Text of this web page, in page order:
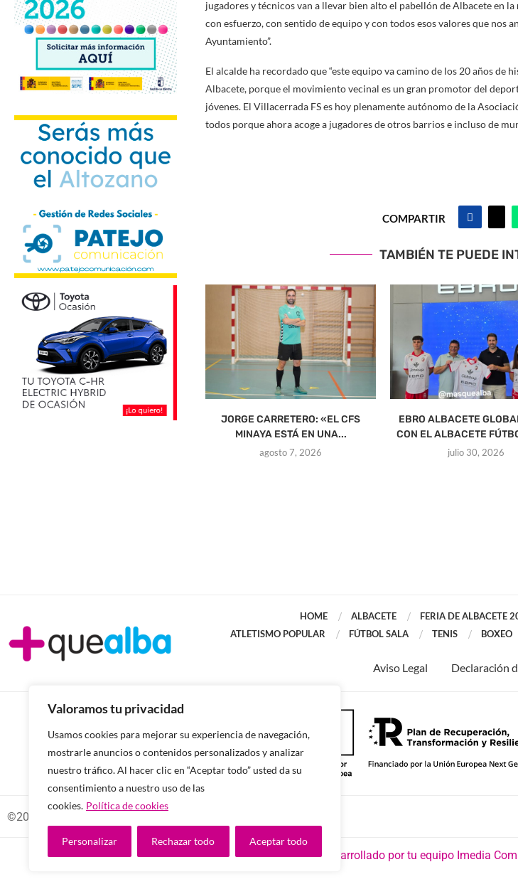
Valoramos tu privacidad
Usamos cookies para mejorar su experiencia de navegación,
mostrarle anuncios o contenidos personalizados y analizar
nuestro tráfico. Al hacer clic en “Aceptar todo” usted da su
consentimiento a nuestro uso de las
cookies. Política de cookies
Personalizar Rechazar todo Aceptar todo
jugadores y técnicos van a llevar bien alto el pabellón de Albacete en
con esfuerzo, con sentido de equipo y con todos esos valores que nos
Ayuntamiento”.
El alcalde ha recordado que “este equipo va camino de los 20 años
Albacete, porque el movimiento vecinal es un gran promotor del
jóvenes. El Villacerrada FS es hoy plenamente autónomo de la
todos porque ahora acoge a jugadores de otros barrios e incluso de
COMPARTIR
TAMBIÉN TE PUEDE
JORGE CARRETERO: «EL CFS
MINAYA ESTÁ EN UNA...
agosto 7, 2026
EBRO ALBACETE
CON EL ALBACETE
julio 30, 2026
HOME ALBACETE FERIA DE ALBACETE
ATLETISMO POPULAR
FÚTBOL SALA TENIS BOXEO
Aviso Legal Declaración
©2026 -Todos los derechos reservados.
Diseñado y desarrollado por tu equipo Imedia